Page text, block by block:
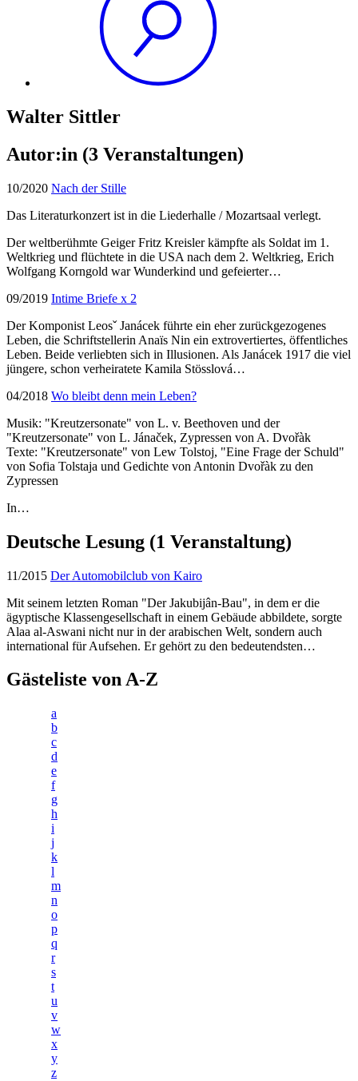
Walter Sittler
Autor:in (3 Veranstaltungen)
10/2020 Nach der Stille
Das Literaturkonzert ist in die Liederhalle / Mozartsaal verlegt.
Der weltberühmte Geiger Fritz Kreisler kämpfte als Soldat im 1.
Weltkrieg und flüchtete in die USA nach dem 2. Weltkrieg, Erich
Wolfgang Korngold war Wunderkind und gefeierter…
09/2019 Intime Briefe x 2
Der Komponist Leosˇ Janácek führte ein eher zurückgezogenes
Leben, die Schriftstellerin Anaïs Nin ein extrovertiertes, öffentliches
Leben. Beide verliebten sich in Illusionen. Als Janácek 1917 die viel
jüngere, schon verheiratete Kamila Stösslová…
04/2018 Wo bleibt denn mein Leben?
Musik: "Kreutzersonate" von L. v. Beethoven und der
"Kreutzersonate" von L. Jánaček, Zypressen von A. Dvořàk
Texte: "Kreutzersonate" von Lew Tolstoj, "Eine Frage der Schuld"
von Sofia Tolstaja und Gedichte von Antonin Dvořàk zu den
Zypressen
In…
Deutsche Lesung (1 Veranstaltung)
11/2015 Der Automobilclub von Kairo
Mit seinem letzten Roman "Der Jakubijân-Bau", in dem er die
ägyptische Klassengesellschaft in einem Gebäude abbildete, sorgte
Alaa al-Aswani nicht nur in der arabischen Welt, sondern auch
international für Aufsehen. Er gehört zu den bedeutendsten…
Gästeliste von A-Z
a
b
c
d
e
f
g
h
i
j
k
l
m
n
o
p
q
r
s
t
u
v
w
x
y
z